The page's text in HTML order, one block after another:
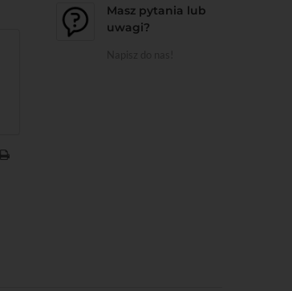
Masz pytania lub
uwagi?